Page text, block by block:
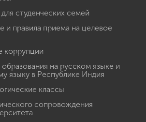
студенческих семей
и правила приема на целевое
коррупции
на русском языке и
языку в Республике Индия
классы
сопровождения